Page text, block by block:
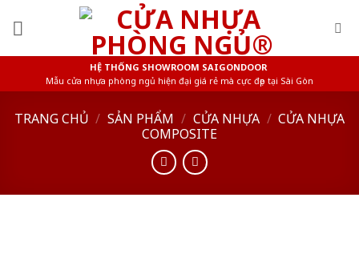
HỆ THỐNG SHOWROOM SAIGONDOOR
Mẫu cửa nhựa phòng ngủ hiện đại giá rẻ mà cực đẹp tại Sài Gòn
TRANG CHỦ / SẢN PHẨM / CỬA NHỰA / CỬA NHỰA
COMPOSITE